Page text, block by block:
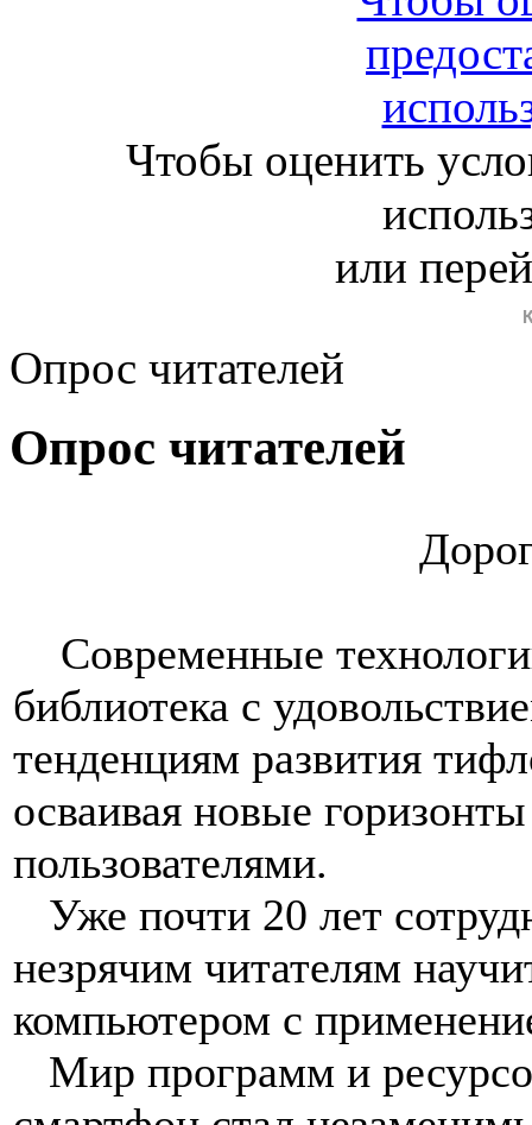
Чтобы оценить
или
Опрос читателей
Опрос читателей
Современные
библиотека с
тенденциям развития
осваивая новые
пользователями.
Уже почти 20 лет
незрячим читателям
компьютером с
Мир программ и